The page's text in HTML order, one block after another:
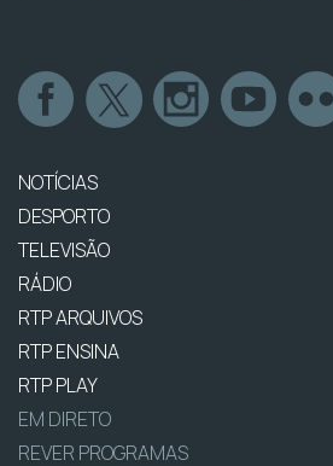
NOTÍCIAS
DESPORTO
TELEVISÃO
RÁDIO
RTP ARQUIVOS
RTP ENSINA
RTP PLAY
EM DIRETO
REVER PROGRAMAS